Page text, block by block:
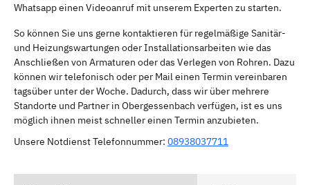
Whatsapp einen Videoanruf mit unserem Experten zu starten.
So können Sie uns gerne kontaktieren für regelmäßige Sanitär-
und Heizungswartungen oder Installationsarbeiten wie das
Anschließen von Armaturen oder das Verlegen von Rohren. Dazu
können wir telefonisch oder per Mail einen Termin vereinbaren
tagsüber unter der Woche. Dadurch, dass wir über mehrere
Standorte und Partner in Obergessenbach verfügen, ist es uns
möglich ihnen meist schneller einen Termin anzubieten.
Unsere Notdienst Telefonnummer: 08938037711